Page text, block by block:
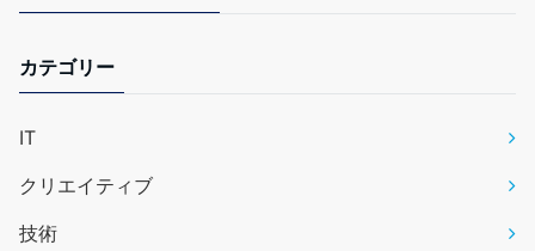
カテゴリー
IT
クリエイティブ
技術